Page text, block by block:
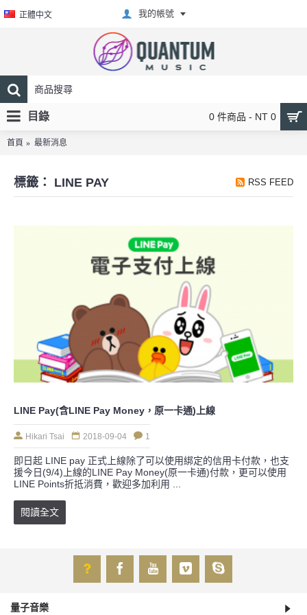
正體中文 我的帳號
0 件商品 - NT 0
目錄
首頁 最新消息
標籤： LINE PAY RSS FEED
LINE Pay(含LINE Pay Money，原一卡通)上線
Hikari Tsai 2018-09-04 1
即日起 LINE pay 正式上線除了可以使用綁定的信用卡付款，也支
援今日(9/4)上線的LINE Pay Money(原一卡通)付款，更可以使用
LINE Points折抵消費，歡迎多加利用 ...
閱讀全文
量子音樂